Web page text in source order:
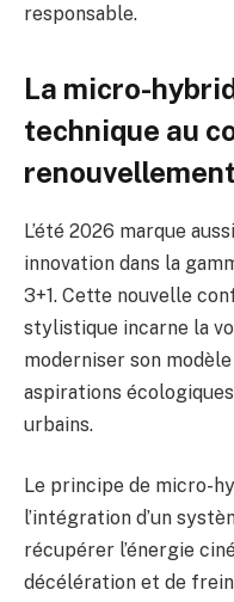
responsable.
La micro-
technique au
L’été 2026 marque
innovation dans la
3+1. Cette nouvelle
stylistique incarne la
moderniser son
aspirations
urbains.
Le principe de micro-
l’intégration d’un
récupérer l’énergie
décélération et de